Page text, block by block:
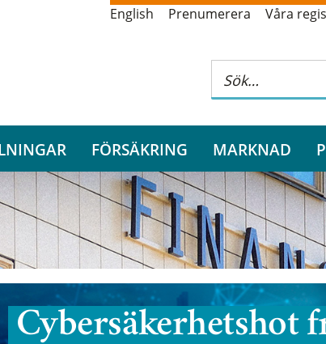
English Prenumerera Våra
FÖRSÄKRING MARKNAD
Cybersäkerhetshot